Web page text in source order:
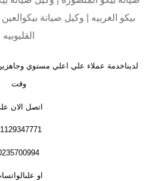
بيكو الغربيه | وكيل صيانة
القليوبيه
لديناخدمة عملاء علي اعلي مستوي
وقت
اتصل الان
او